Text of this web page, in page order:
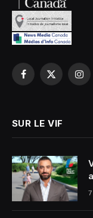
Facebook
X
SUR LE VIF